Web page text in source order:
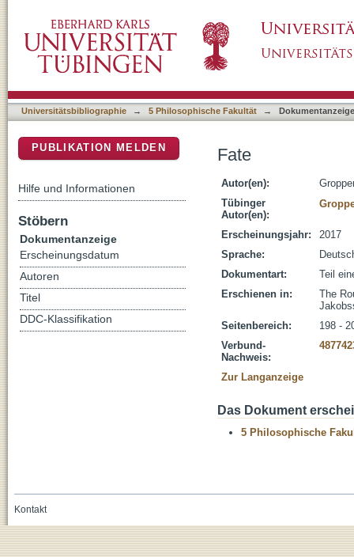
Universitätsbibliographie → 5 Philosophische Fakultät → Dokumentanzeige
Fate
Autor(en):
Tübinger
Autor(en):
Erscheinungsjahr:
2017
Sprache:
Dokumentart:
Teil
Erschienen in:
The
Seitenbereich:
198 -
Verbund-
Nachweis:
Zur Langanzeige
Das Dokument
5 Philosophische
PUBLIKATION MELDEN
Hilfe und Informationen
Stöbern
Dokumentanzeige
Erscheinungsdatum
Autoren
Titel
DDC-Klassifikation
Kontakt